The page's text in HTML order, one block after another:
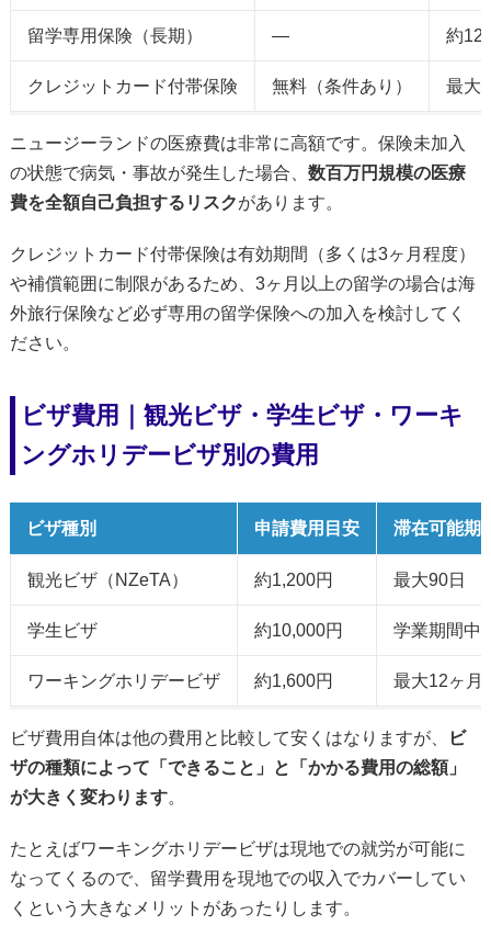
留学専用保険（長期） — 約12
クレジットカード付帯保険 無料（条件あり） 最大
ニュージーランドの医療費は非常に高額です。保険未加入
の状態で病気・事故が発生した場合、 数百万円規模の医療
費を全額自己負担するリスクがあります。
クレジットカード付帯保険は有効期間（多くは3ヶ月程度）
や補償範囲に制限があるため、3ヶ月以上の留学の場合は海
外旅行保険など必ず専用の留学保険への加入を検討してく
ださい。
ビザ費用｜観光ビザ・学生ビザ・ワーキ
ングホリデービザ別の費用
ビザ種別 申請費用目安 滞在可能期
観光ビザ（NZeTA） 約1,200円 最大90日
学生ビザ 約10,000円 学業期間中
ワーキングホリデービザ 約1,600円 最大12ヶ月
ビザ費用自体は他の費用と比較して安くはなりますが、
ビ
ザの種類によって「できること」と「かかる費用の総額」
が大きく変わります。
たとえばワーキングホリデービザは現地での就労が可能に
なってくるので、留学費用を現地での収入でカバーしてい
くという大きなメリットがあったりします。